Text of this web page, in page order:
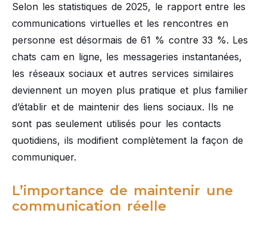
Selon les statistiques de 2025, le rapport entre les
communications virtuelles et les rencontres en
personne est désormais de 61 % contre 33 %. Les
chats cam en ligne, les messageries instantanées,
les réseaux sociaux et autres services similaires
deviennent un moyen plus pratique et plus familier
d’établir et de maintenir des liens sociaux. Ils ne
sont pas seulement utilisés pour les contacts
quotidiens, ils modifient complètement la façon de
communiquer.
L’importance de maintenir une
communication réelle